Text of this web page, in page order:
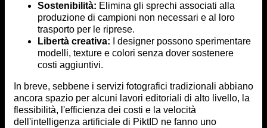
Sostenibilità: Elimina gli sprechi associati alla
produzione di campioni non necessari e al loro
trasporto per le riprese.
Libertà creativa: I designer possono sperimentare
modelli, texture e colori senza dover sostenere
costi aggiuntivi.
In breve, sebbene i servizi fotografici tradizionali abbiano
ancora spazio per alcuni lavori editoriali di alto livello, la
flessibilità, l'efficienza dei costi e la velocità
dell'intelligenza artificiale di PiktID ne fanno uno